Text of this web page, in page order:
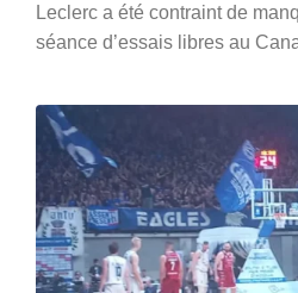
Leclerc a été contraint de
séance d’essais libres au